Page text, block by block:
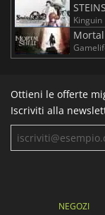
Kinguin
Ottieni le offerte
Iscriviti alla
NEGOZI